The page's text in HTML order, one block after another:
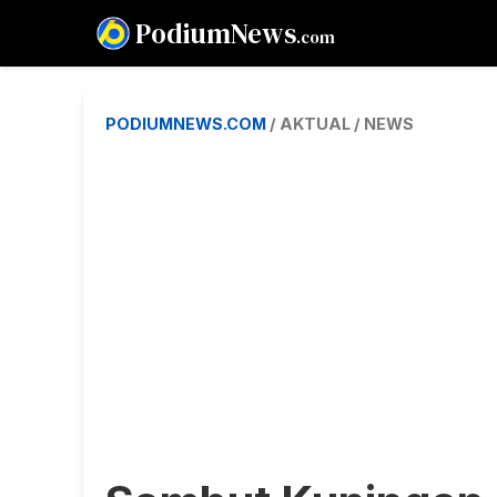
PodiumNews.com
PODIUMNEWS.COM / AKTUAL / NEWS